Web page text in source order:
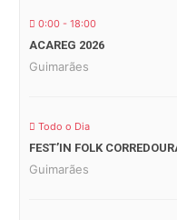
0:00 - 18:00
ACAREG 2026
Guimarães
Todo o Dia
FEST’IN FOLK
Guimarães